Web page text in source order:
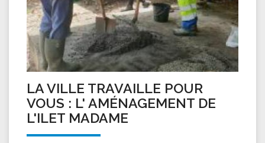
LA VILLE TRAVAILLE POUR
VOUS : L' AMÉNAGEMENT DE
L'ILET MADAME